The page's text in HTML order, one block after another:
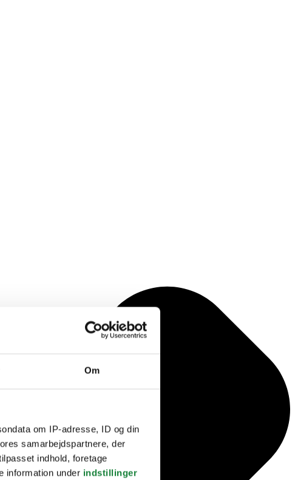
Om
om IP-adresse, ID og din
samarbejdspartnere, der
indhold, foretage
information under indstillinger